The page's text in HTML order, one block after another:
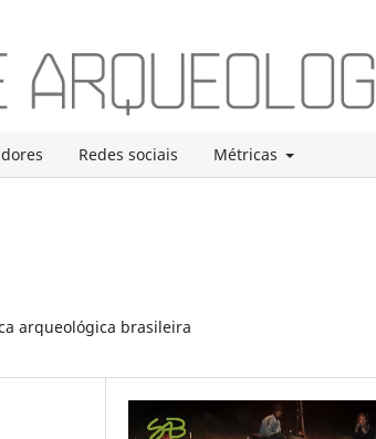
Redes sociais Métricas
arqueológica brasileira